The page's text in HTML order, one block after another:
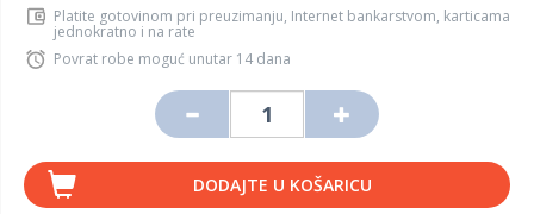
Platite gotovinom pri preuzimanju, Internet bankarstvom, karticama
jednokratno i na rate
Povrat robe moguć unutar 14 dana
DODAJTE U KOŠARICU